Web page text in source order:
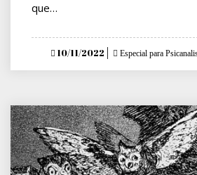
que…
Posted
10/11/2022 Especial para